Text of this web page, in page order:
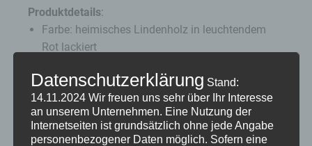
Produktdetails:
Farbe: heimisches Lindenholz in leuchtendem
Rot lackiert
Erzgebirge
von Hand gedrechselt, verschliffen, poliert und
bemalt
Datenschutzerklärung Stand:
14.11.2024 Wir freuen uns sehr über Ihr Interesse
an unserem Unternehmen. Eine Nutzung der
Internetseiten ist grundsätzlich ohne jede Angabe
personenbezogener Daten möglich. Sofern eine